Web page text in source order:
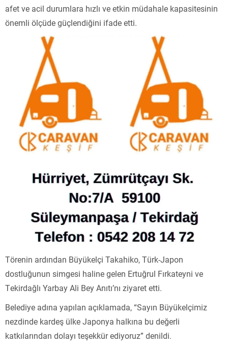
afet ve acil durumlara hızlı ve etkin müdahale kapasitesinin
önemli ölçüde güçlendiğini ifade etti.
Törenin ardından Büyükelçi Takahiko, Türk-Japon
dostluğunun simgesi haline gelen Ertuğrul Fırkateyni ve
Tekirdağlı Yarbay Ali Bey Anıtı’nı ziyaret etti.
Belediye adına yapılan açıklamada, “Sayın Büyükelçimiz
nezdinde kardeş ülke Japonya halkına bu değerli
katkılarından dolayı teşekkür ediyoruz” denildi.